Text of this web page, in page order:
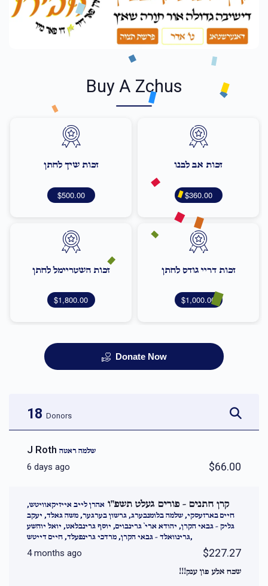
Buy A Zchus
זכות אב לבנו
$360.00
זכות שיך לחתן
$500.00
זכות דריי גודס לחתן
$1,000.00
זכות השטריימל לחתן
$1,800.00
Donate Now
18 Donors
J Roth שלמה ראטה
6 days ago $66.00
קרן חתנים - פורים געלט תשפ''ו אהרן לייב אייזיקאוויטש,
חיים בארזעסקי, שלמה בלומנבערג, גרשון בערגער, משה גאלד, יעקב
גליק - גבאי הקרן, יהודא ארי` גרינבוים, יוסף גרינבלאט, יואל יוהשע
גרינוואלד - גבאי הקרן, מרדכי גרינפעלד, חיים דייטש,
4 months ago $227.27
שכח אלע פון ענק!!!